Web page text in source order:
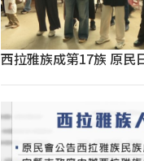
西拉雅族成第17族 原民